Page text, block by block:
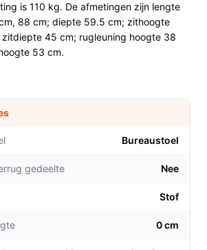
en wie een
zoekt. De maximale belasting is 110
mee.
een in hoogte verstelbare
lendensteun of uitgebreide
nodig hebt, dan is dit model
(zithoogte 46,5–56,5 cm;
alternatieven
is 110 kg. De afmetingen zijn lengte
88 cm; diepte 59.5 cm; zithoogte
45 cm; rugleuning hoogte 38
53 cm.
Bureaustoel
gedeelte Nee
Stof
0 cm